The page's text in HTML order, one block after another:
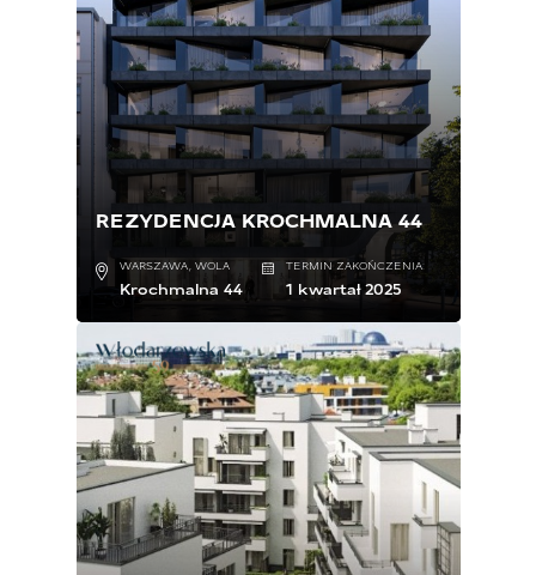
REZYDENCJA KROCHMALNA 44
WARSZAWA, WOLA
Krochmalna 44
TERMIN ZAKOŃCZENIA:
1 kwartał 2025